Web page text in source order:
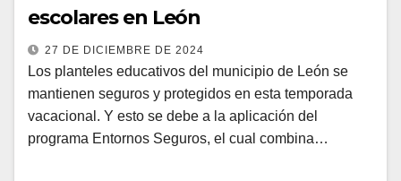
escolares en León
27 DE DICIEMBRE DE 2024
Los planteles educativos del municipio de León se
mantienen seguros y protegidos en esta temporada
vacacional. Y esto se debe a la aplicación del
programa Entornos Seguros, el cual combina…